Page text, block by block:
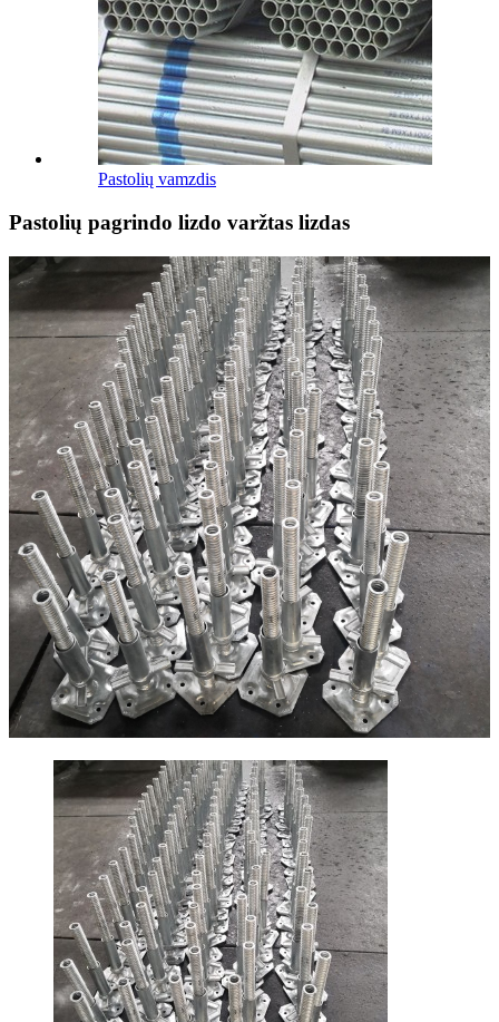
Pastolių vamzdis
Pastolių pagrindo lizdo varžtas lizdas